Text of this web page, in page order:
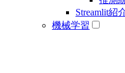
Streamlit紹
機械学習